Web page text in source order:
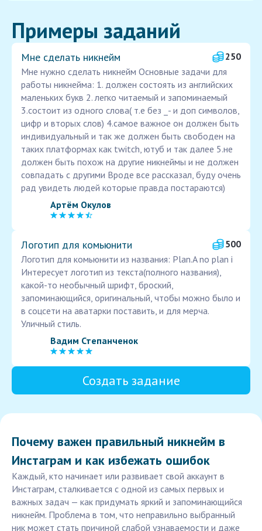
Примеры заданий
Мне сделать никнейм
250
Мне нужно сделать никнейм Основные задачи для
работы никнейма: 1. должен состоять из английских
маленьких букв 2. легко читаемый и запоминаемый
3.состоит из одного слова( т.е без _- и доп символов,
цифр и вторых слов) 4.самое важное он должен быть
индивидуальный и так же должен быть свободен на
таких платформах как twitch, ютуб и так далее 5.не
должен быть похож на другие никнеймы и не должен
совпадать с другими Вроде все рассказал, буду очень
рад увидеть людей которые правда постараются)
Артём Окулов
Логотип для комьюнити
500
Логотип для комьюнити из названия: Plan.A no plan i
Интересует логотип из текста(полного названия),
какой-то необычный шрифт, броский,
запоминающийся, оригинальный, чтобы можно было и
в соцсети на аватарки поставить, и для мерча.
Уличный стиль.
Вадим Степанченок
Создать задание
Почему важен правильный никнейм в
Инстаграм и как избежать ошибок
Каждый, кто начинает или развивает свой аккаунт в
Инстаграм, сталкивается с одной из самых первых и
важных задач — как придумать яркий и запоминающийся
никнейм. Проблема в том, что неправильно выбранный
ник может стать причиной слабой узнаваемости и даже